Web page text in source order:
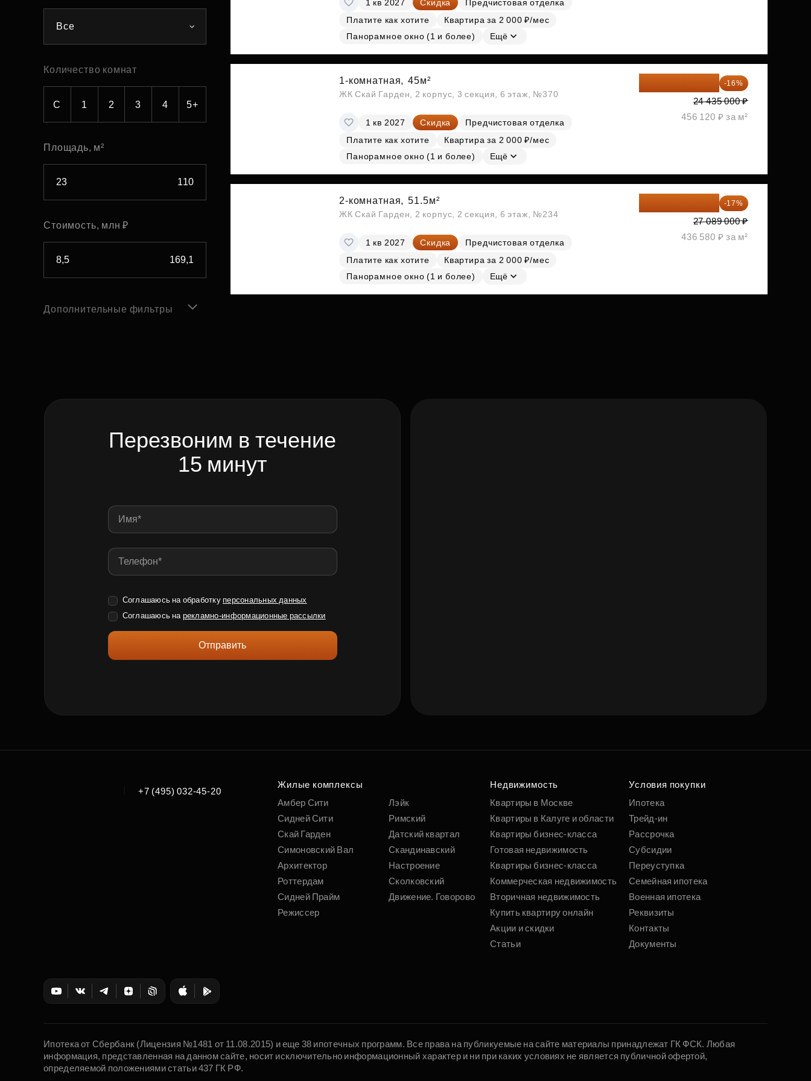
Субсидии
Все
Количество комнат
С 1 2 3 4 5+
Площадь, м²
Стоимость, млн ₽
Дополнительные фильтры
1 кв 2027 Скидка
Предчистовая отделка
Платите как хотите
Квартира за 2 000 ₽/мес
Панорамное окно (1 и более)
Ещё
1-комнатная, 45м²
ЖК Скай Гарден, 2 корпус, 3 секция, 6 этаж, №370
1 кв 2027 Скидка
Предчистовая отделка
Платите как хотите
Квартира за 2 000 ₽/мес
Панорамное окно (1 и более)
Ещё
-16%
24 435 000 ₽
456 120 ₽ за м²
2-комнатная, 51.5м²
ЖК Скай Гарден, 2 корпус, 2 секция, 6 этаж, №234
1 кв 2027 Скидка
Предчистовая отделка
Платите как хотите
Квартира за 2 000 ₽/мес
Панорамное окно (1 и более)
Ещё
-17%
27 089 000 ₽
436 580 ₽ за м²
Перезвоним в течение
15 минут
Соглашаюсь на обработку персональных данных
Соглашаюсь на рекламно-информационные рассылки
Отправить
+7 (495) 032-45-20
Жилые комплексы
Амбер Сити
Сидней Сити
Скай Гарден
Симоновский Вал
Архитектор
Роттердам
Сидней Прайм
Режиссер
Лэйк
Римский
Датский квартал
Скандинавский
Настроение
Сколковский
Движение. Говорово
Недвижимость
Квартиры в Москве
Квартиры в Калуге и области
Квартиры бизнес-класса
Готовая недвижимость
Квартиры бизнес-класса
Коммерческая недвижимость
Вторичная недвижимость
Купить квартиру онлайн
Акции и скидки
Статьи
Условия покупки
Ипотека
Трейд-ин
Рассрочка
Субсидии
Переуступка
Семейная ипотека
Военная ипотека
Реквизиты
Контакты
Документы
Ипотека от Сбербанк (Лицензия №1481 от 11.08.2015) и еще 38 ипотечных программ. Все права на публикуемые на сайте материалы принадлежат ГК ФСК. Любая
информация, представленная на данном сайте, носит исключительно информационный характер и ни при каких условиях не является публичной офертой,
определяемой положениями статьи 437 ГК РФ.